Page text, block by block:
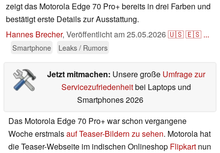
zeigt das Motorola Edge 70 Pro+ bereits in drei Farben und
bestätigt erste Details zur Ausstattung.
Hannes Brecher, Veröffentlicht am25.05.2026🇺🇸🇪🇸 ...
Smartphone Leaks / Rumors
Jetzt mitmachen: Unsere große Umfrage zur
Servicezufriedenheitbei Laptops und
Smartphones 2026
Das Motorola Edge 70 Pro+ war schon vergangene
Woche erstmalsauf Teaser-Bildern zu sehen. Motorola hat
die Teaser-Webseite im indischen Onlineshop Flipkart nun